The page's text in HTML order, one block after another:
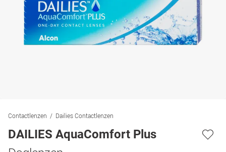
Contactlenzen Dailies Contactlenzen
DAILIES AquaComfort Plus